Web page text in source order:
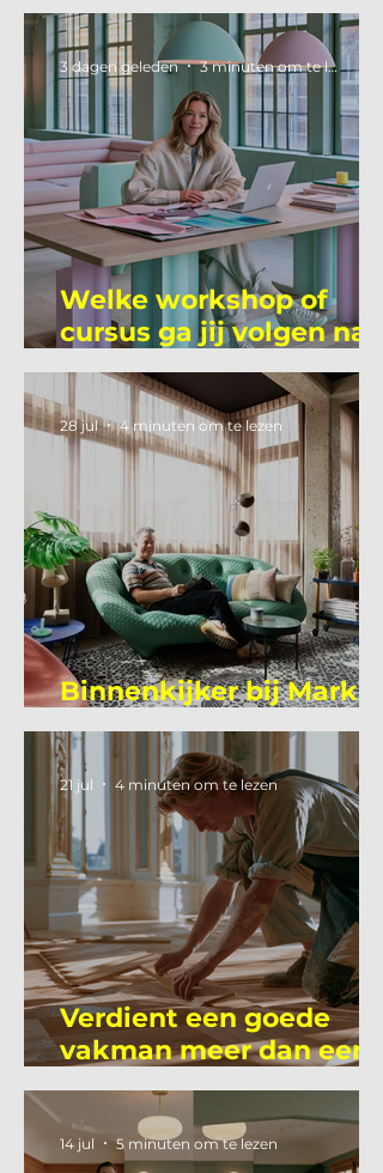
Welke workshop of
cursus ga jij volgen na
je vakantie?
3 dagen geleden 3 minuten om te lezen
Binnenkijker bij Mark
Mutsaers
28 jul 4 minuten om te lezen
Verdient een goede
vakman meer dan een
gemiddelde
academicus?
21 jul 4 minuten om te lezen
14 jul 5 minuten om te lezen